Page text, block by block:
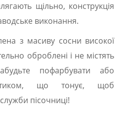
щільно, конструкція
виконання.
з масиву сосни високої
оброблені і не містять
пофарбувати або
що тонує, щоб
пісочниці!